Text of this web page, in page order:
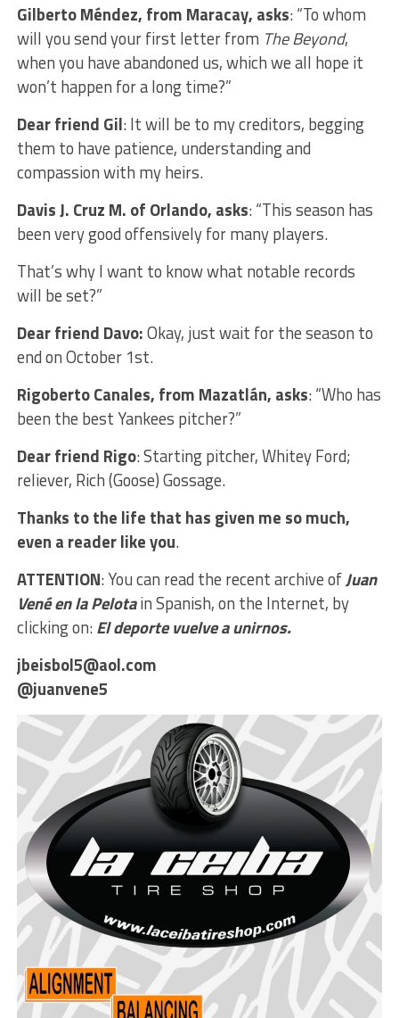
Gilberto Méndez, from Maracay, asks: “To whom
will you send your first letter from The Beyond,
when you have abandoned us, which we all hope it
won’t happen for a long time?”
Dear friend Gil: It will be to my creditors, begging
them to have patience, understanding and
compassion with my heirs.
Davis J. Cruz M. of Orlando, asks: “This season has
been very good offensively for many players.
That’s why I want to know what notable records
will be set?”
Dear friend Davo:Okay, just wait for the season to
end on October 1st.
Rigoberto Canales, from Mazatlán, asks: “Who has
been the best Yankees pitcher?”
Dear friend Rigo: Starting pitcher, Whitey Ford;
reliever, Rich (Goose) Gossage.
Thanks to the life that has given me so much,
even a reader like you.
ATTENTION: You can read the recent archive ofJuan
Vené en la Pelotain Spanish, on the Internet, by
clicking on:El deporte vuelve a unirnos.
jbeisbol5@aol.com
@juanvene5